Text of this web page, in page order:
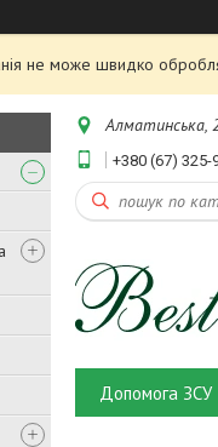
не може швидко
Алматинська,
+380 (67) 325-
Допомога ЗСУ